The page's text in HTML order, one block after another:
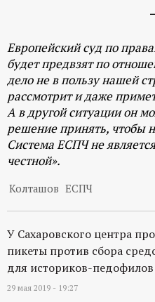
Европейский суд по
будет предвзят по
дело не в пользу нашей
рассмотрит и даже
А в другой ситуации он
решение принять, чтобы
Система ЕСПЧ не
честной».
Колташов ЕСПЧ
У Сахаровского центра
пикеты против сбора
для историков-педофилов
29 мая 2019 - 19:27